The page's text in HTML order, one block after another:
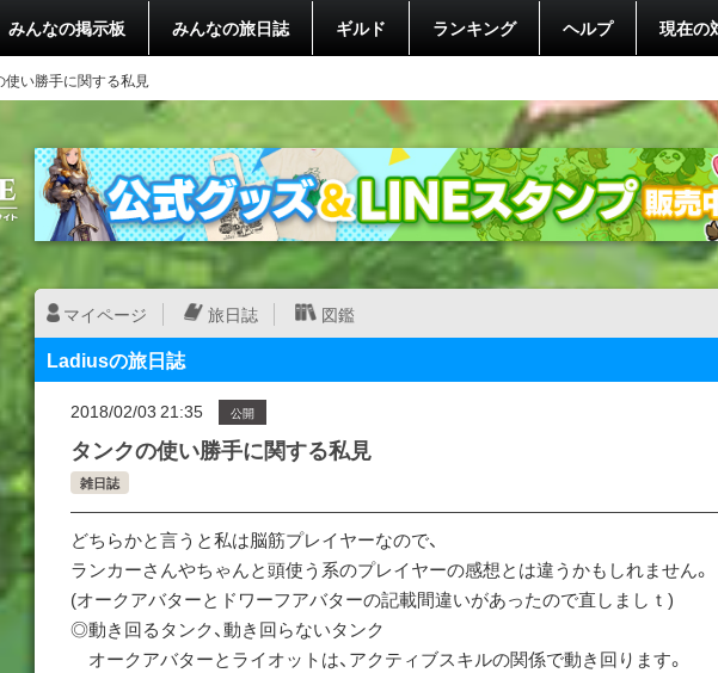
みんなの掲示板 みんなの旅日誌 ギルド ランキング ヘルプ 現在の
使い勝手に関する私見
マイページ 旅日誌 図鑑
Ladiusの旅日誌
2018/02/03 21:35 公開
タンクの使い勝手に関する私見
雑日誌
どちらかと言うと私は脳筋プレイヤーなので、
ランカーさんやちゃんと頭使う系のプレイヤーの感想とは違うかもしれません。
(オークアバターとドワーフアバターの記載間違いがあったので直しましｔ)
◎動き回るタンク、動き回らないタンク
オークアバターとライオットは、アクティブスキルの関係で動き回ります。